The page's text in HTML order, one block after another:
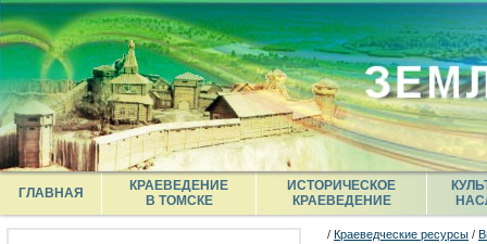
ГЛАВНАЯ
КРАЕВЕДЕНИЕ
В ТОМСКЕ
ИСТОРИЧЕСКОЕ
КРАЕВЕДЕНИЕ
/ Краеведческие ресурсы /